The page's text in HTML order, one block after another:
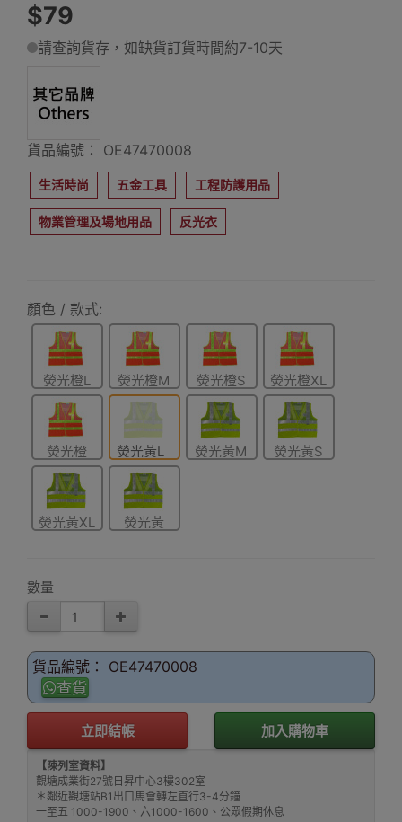
$79
請查詢貨存，如缺貨訂貨時間約7-10天
貨品編號： OE47470008
生活時尚 五金工具 工程防護用品
物業管理及場地用品 反光衣
顏色 / 款式:
熒光橙L 熒光橙M 熒光橙S 熒光橙XL
熒光橙
XXL
熒光黃L 熒光黃M 熒光黃S
熒光黃XL
熒光黃
數量
貨品編號： OE47470008
查貨
立即結帳 加入購物車
【陳列室資料】
觀塘成業街27號日昇中心3樓302室
＊鄰近觀塘站B1出口馬會轉左直行3-4分鐘
一至五 1000-1900、六1000-1600、公眾假期休息